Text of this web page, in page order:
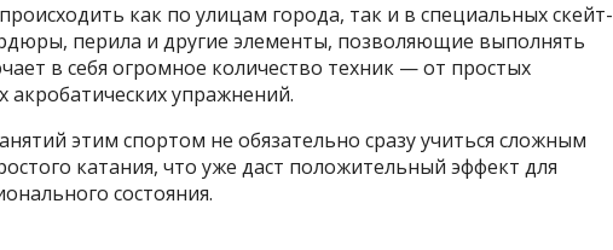
как по улицам города, так и в специальных скейт-
перила и другие элементы, позволяющие выполнять
в себя огромное количество техник — от простых
упражнений.
этим спортом не обязательно сразу учиться сложным
катания, что уже даст положительный эффект для
состояния.